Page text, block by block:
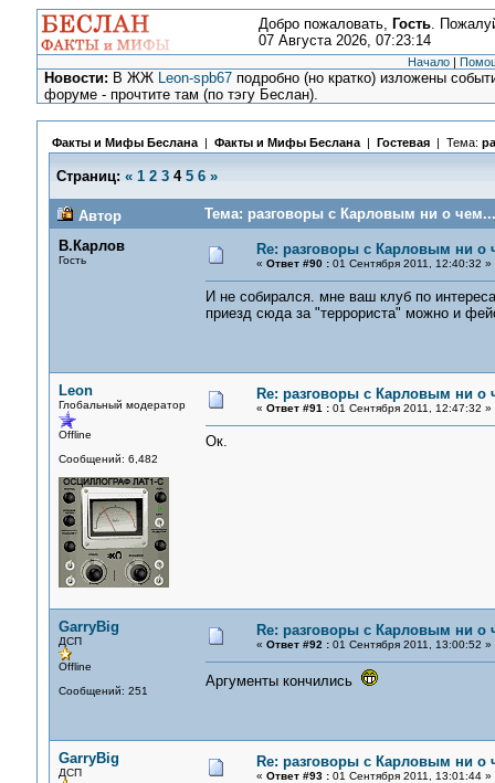
Добро пожаловать, Гость.
07 Августа 2026, 07:23:14
Начало |
Новости: В ЖЖ Leon-spb67 подробно (но кратко) изложены
форуме - прочтите там (по тэгу Беслан).
Факты и Мифы Беслана| Факты и Мифы Беслана| Гостевая | Тема:
Страниц: « 1 2 3 4 5 6 »
Автор
Тема: разговоры с Карловым ни о
В.Карлов
Гость
Re: разговоры с Карловым ни о
« Ответ #90 :01 Сентября 2011, 12:40:32 »
И не собирался. мне ваш клуб по
приезд сюда за "террориста" можно и
Leon
Глобальный модератор
Offline
Сообщений: 6,482
Re: разговоры с Карловым ни о
« Ответ #91 :01 Сентября 2011, 12:47:32 »
Ок.
GarryBig
ДСП
Offline
Сообщений: 251
Re: разговоры с Карловым ни о
« Ответ #92 :01 Сентября 2011, 13:00:52 »
Аргументы кончились
GarryBig
ДСП
Re: разговоры с Карловым ни о
« Ответ #93 :01 Сентября 2011, 13:01:44 »